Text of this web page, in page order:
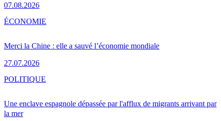
07.08.2026
Merci la Chine : elle a sauvé l’économie mondiale
27.07.2026
ÉCONOMIE
Une enclave espagnole dépassée par l'afflux de migrants arrivant par
la mer
POLITIQUE